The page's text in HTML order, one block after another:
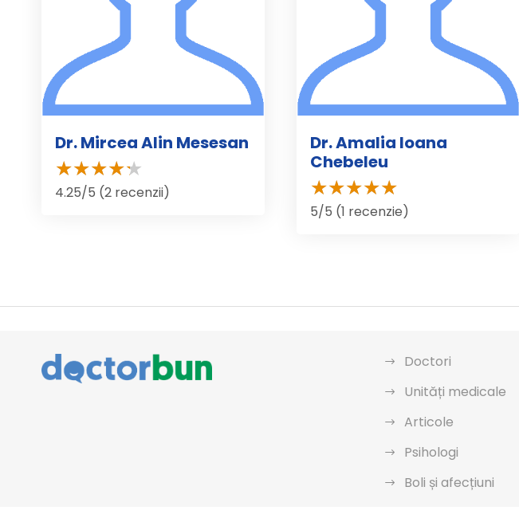
Dr. Mircea Alin Mesesan
4.25/5 (2 recenzii)
Dr. Amalia Ioana
Chebeleu
5/5 (1 recenzie)
Doctori
Unități medicale
Articole
Psihologi
Boli și afecțiuni